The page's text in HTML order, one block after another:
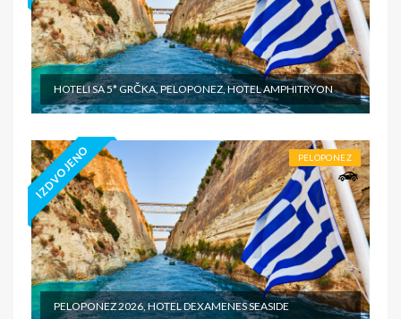
HOTELI SA 5* GRČKA, PELOPONEZ, HOTEL AMPHITRYON
IZDVOJENO PELOPONEZ
PELOPONEZ 2026, HOTEL DEXAMENES SEASIDE